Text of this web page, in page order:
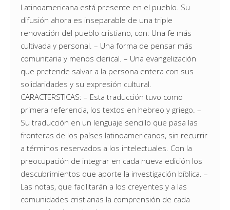
Latinoamericana está presente en el pueblo. Su
difusión ahora es inseparable de una triple
renovación del pueblo cristiano, con: Una fe más
cultivada y personal. – Una forma de pensar más
comunitaria y menos clerical. – Una evangelización
que pretende salvar a la persona entera con sus
solidaridades y su expresión cultural.
CARACTERSTICAS: – Esta traducción tuvo como
primera referencia, los textos en hebreo y griego. –
Su traducción en un lenguaje sencillo que pasa las
fronteras de los países latinoamericanos, sin recurrir
a términos reservados a los intelectuales. Con la
preocupación de integrar en cada nueva edición los
descubrimientos que aporte la investigación bíblica. –
Las notas, que facilitarán a los creyentes y a las
comunidades cristianas la comprensión de cada